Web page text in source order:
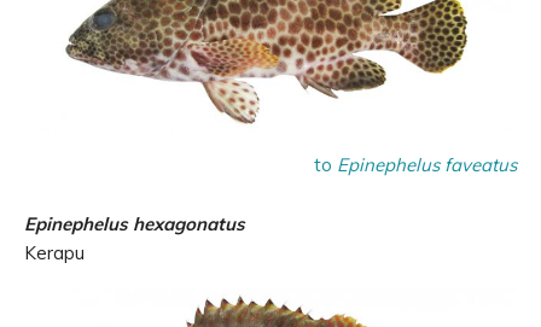
to Epinephelus faveatus
Epinephelus hexagonatus
Kerapu